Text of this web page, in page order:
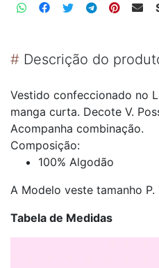
# Descrição do
Vestido confeccionado no
manga curta. Decote V.
Acompanha combinação.
Composição:
100% Algodão
A Modelo veste tamanho P.
Tabela de Medidas